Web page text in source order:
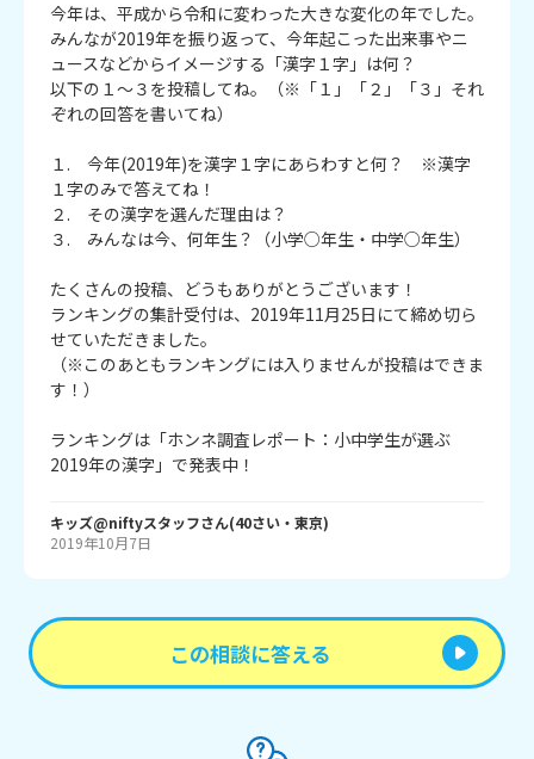
今年は、平成から令和に変わった大きな変化の年でした。
みんなが2019年を振り返って、今年起こった出来事やニ
ュースなどからイメージする「漢字１字」は何？
以下の１～３を投稿してね。（※「１」「２」「３」それ
ぞれの回答を書いてね）
１. 今年(2019年)を漢字１字にあらわすと何？ ※漢字
１字のみで答えてね！
２. その漢字を選んだ理由は？
３. みんなは今、何年生？（小学○年生・中学○年生）
たくさんの投稿、どうもありがとうございます！
ランキングの集計受付は、2019年11月25日にて締め切ら
せていただきました。
（※このあともランキングには入りませんが投稿はできま
す！）
ランキングは「ホンネ調査レポート：小中学生が選ぶ
2019年の漢字」で発表中！
キッズ@niftyスタッフさん(40さい・ 東京)
2019年10月7日
この相談に答える